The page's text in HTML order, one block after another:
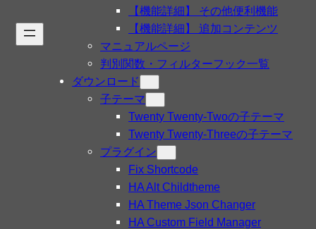
【機能詳細】 その他便利機能
【機能詳細】 追加コンテンツ
マニュアルページ
判別関数・フィルターフック一覧
ダウンロード
子テーマ
Twenty Twenty-Twoの子テーマ
Twenty Twenty-Threeの子テーマ
プラグイン
Fix Shortcode
HA Alt Childtheme
HA Theme Json Changer
HA Custom Field Manager